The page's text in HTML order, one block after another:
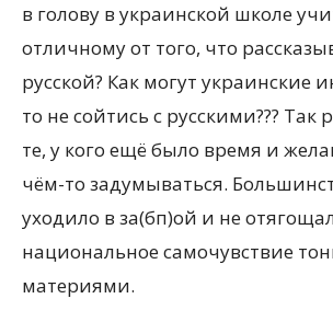
в голову в украинской школе
отличному от того, что
русской? Как могут украинские
то не сойтись с русскими???
те, у кого ещё было время и
чём-то задумываться.
уходило в за(бп)ой и не
национальное самочувствие
материями.